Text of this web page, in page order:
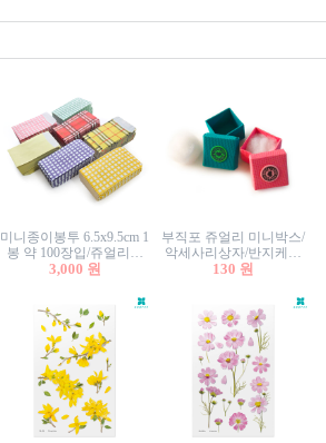
미니종이봉투 6.5x9.5cm 1
봉 약 100장입/쥬얼리봉
투/증명사진봉투/악세사
3,000 원
부직포 쥬얼리 미니박스/
악세사리상자/반지케이
스/반지상자/귀걸이상자/
130 원